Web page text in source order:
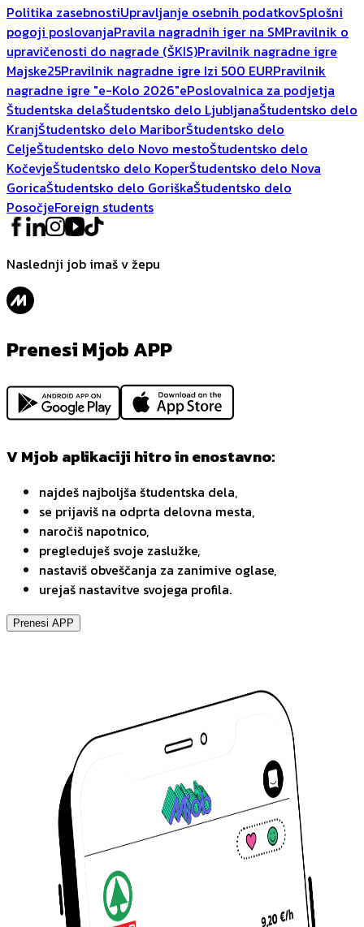
Politika zasebnostiUpravljanje osebnih podatkovSplošni
pogoji poslovanjaPravila nagradnih iger na SMPravilnik o
upravičenosti do nagrade (ŠKIS)Pravilnik nagradne igre
Majske25Pravilnik nagradne igre Izi 500 EURPravilnik
nagradne igre "e-Kolo 2026"ePoslovalnica za podjetja
Študentska delaŠtudentsko delo LjubljanaŠtudentsko delo
KranjŠtudentsko delo MariborŠtudentsko delo
CeljeŠtudentsko delo Novo mestoŠtudentsko delo
KočevjeŠtudentsko delo KoperŠtudentsko delo Nova
GoricaŠtudentsko delo GoriškaŠtudentsko delo
PosočjeForeign students
Naslednji job imaš v žepu
Prenesi Mjob APP
V Mjob aplikaciji hitro in enostavno:
najdeš najboljša študentska dela,
se prijaviš na odprta delovna mesta,
naročiš napotnico,
pregleduješ svoje zaslužke,
nastaviš obveščanja za zanimive oglase,
urejaš nastavitve svojega profila.
Prenesi APP